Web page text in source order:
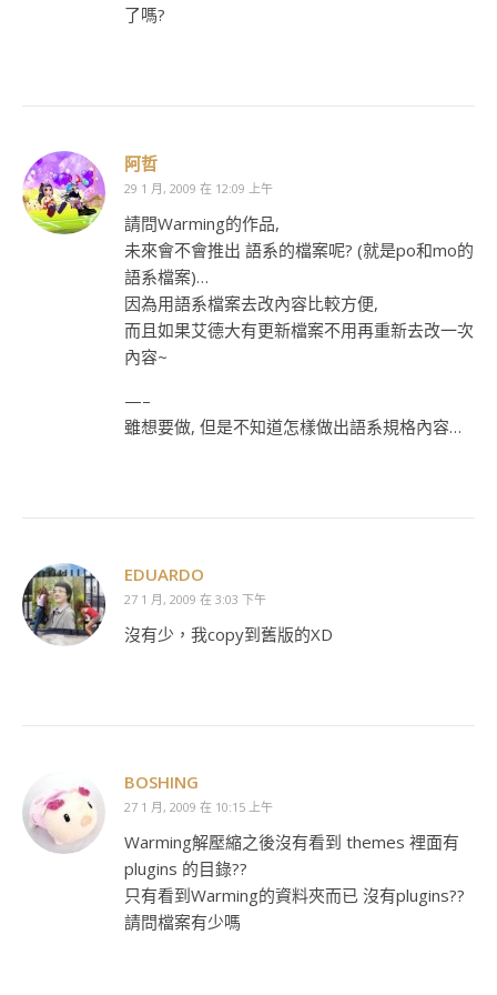
了嗎?
阿哲
29 1 月, 2009 在 12:09 上午
請問Warming的作品,
未來會不會推出 語系的檔案呢? (就是po和mo的
語系檔案)…
因為用語系檔案去改內容比較方便,
而且如果艾德大有更新檔案不用再重新去改一次
內容~
—–
雖想要做, 但是不知道怎樣做出語系規格內容…
EDUARDO
27 1 月, 2009 在 3:03 下午
沒有少，我copy到舊版的XD
BOSHING
27 1 月, 2009 在 10:15 上午
Warming解壓縮之後沒有看到 themes 裡面有
plugins 的目錄??
只有看到Warming的資料夾而已 沒有plugins??
請問檔案有少嗎